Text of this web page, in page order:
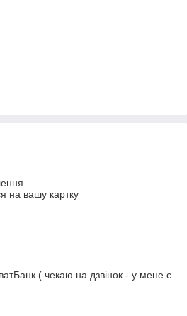
на вашу картку
( чекаю на дзвінок - у мене є